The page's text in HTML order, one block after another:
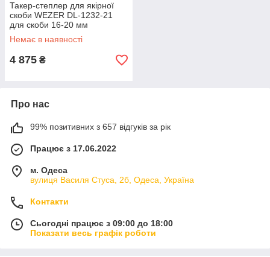
Такер-степлер для якірної
скоби WEZER DL-1232-21
для скоби 16-20 мм
Немає в наявності
4 875 ₴
Про нас
99% позитивних з 657 відгуків за рік
Працює з 17.06.2022
м. Одеса
вулиця Василя Стуса, 2б, Одеса, Україна
Контакти
Сьогодні працює з 09:00 до 18:00
Показати весь графік роботи